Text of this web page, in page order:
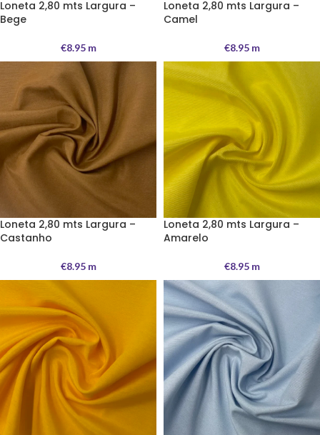
Loneta 2,80 mts Largura –
Bege
€8.95m
Loneta 2,80 mts Largura –
Camel
€8.95m
Loneta 2,80 mts Largura –
Castanho
€8.95m
Loneta 2,80 mts Largura –
Amarelo
€8.95m